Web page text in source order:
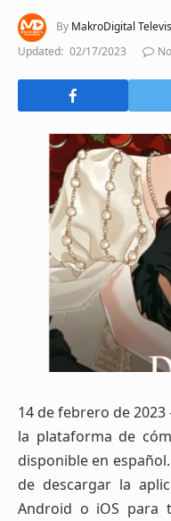
By MakroDigital
Updated: 02/17/2023
14 de febrero de
la plataforma de
disponible en
de descargar la
Android o iOS para